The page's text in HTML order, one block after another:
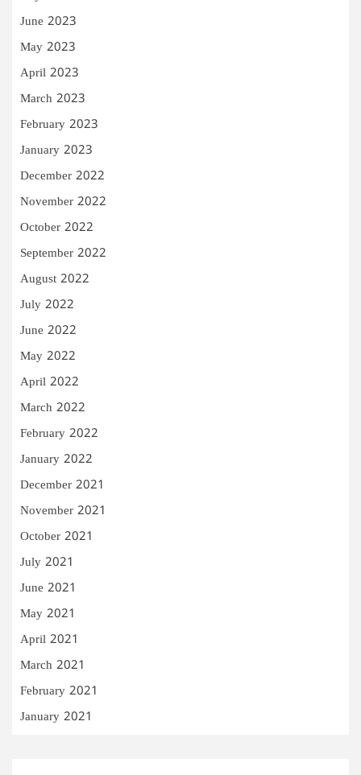
June 2023
May 2023
April 2023
March 2023
February 2023
January 2023
December 2022
November 2022
October 2022
September 2022
August 2022
July 2022
June 2022
May 2022
April 2022
March 2022
February 2022
January 2022
December 2021
November 2021
October 2021
July 2021
June 2021
May 2021
April 2021
March 2021
February 2021
January 2021